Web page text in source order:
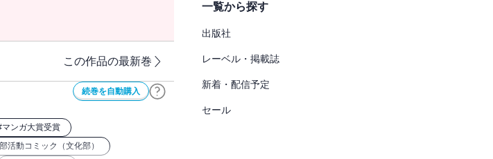
この作品の最新巻
続巻を自動購入
マンガ大賞受賞
部活動コミック（文化部）
一覧から探す
出版社
レーベル・掲載誌
新着・配信予定
セール